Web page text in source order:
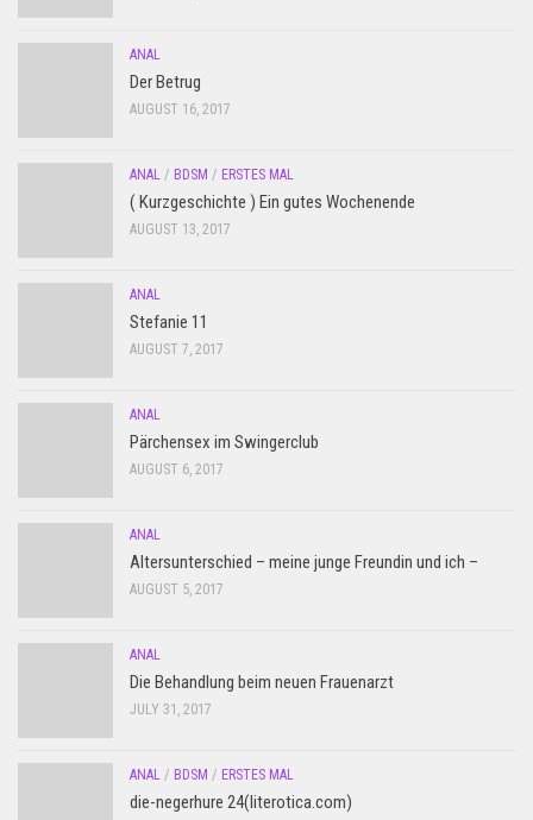
ANAL
Der Betrug
AUGUST 16, 2017
ANAL / BDSM / ERSTES MAL
( Kurzgeschichte ) Ein gutes Wochenende
AUGUST 13, 2017
ANAL
Stefanie 11
AUGUST 7, 2017
ANAL
Pärchensex im Swingerclub
AUGUST 6, 2017
ANAL
Altersunterschied – meine junge Freundin und ich –
AUGUST 5, 2017
ANAL
Die Behandlung beim neuen Frauenarzt
JULY 31, 2017
ANAL / BDSM / ERSTES MAL
die-negerhure 24(literotica.com)